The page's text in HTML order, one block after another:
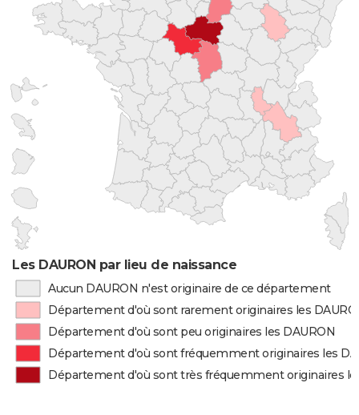
Les DAURON par lieu de naissance
Aucun DAURON n'est originaire de ce département
Département d'où sont rarement originaires les
Département d'où sont peu originaires les DAURON
Département d'où sont fréquemment originaires les
Département d'où sont très fréquemment originaires